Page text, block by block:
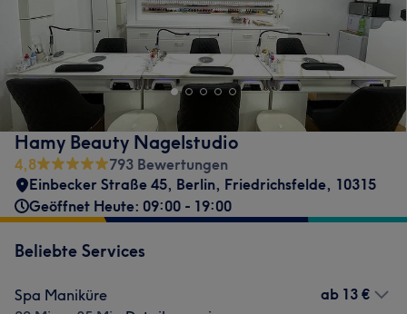
Hamy Beauty Nagelstudio
4,8
793 Bewertungen
Einbecker Straße 45, Berlin, Friedrichsfelde, 10315
Geöffnet Heute: 09:00 - 19:00
Beliebte Services
Spa Maniküre
ab 13 €